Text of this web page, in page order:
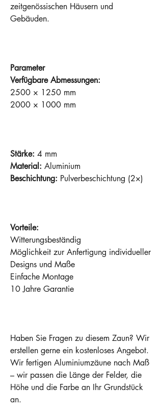
zeitgenössischen Häusern und
Gebäuden.
Parameter
Verfügbare Abmessungen:
2500 × 1250 mm
2000 × 1000 mm
Stärke: 4 mm
Material: Aluminium
Beschichtung: Pulverbeschichtung (2×)
Vorteile:
Witterungsbeständig
Möglichkeit zur Anfertigung individueller
Designs und Maße
Einfache Montage
10 Jahre Garantie
Haben Sie Fragen zu diesem Zaun? Wir
erstellen gerne ein kostenloses Angebot.
Wir fertigen Aluminiumzäune nach Maß
– wir passen die Länge der Felder, die
Höhe und die Farbe an Ihr Grundstück
an.